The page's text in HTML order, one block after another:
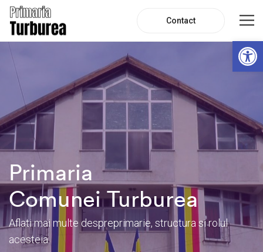
Contact
Primaria
Comunei Turburea
Aflati mai multe despreprimarie, structura si rolul
acesteia.